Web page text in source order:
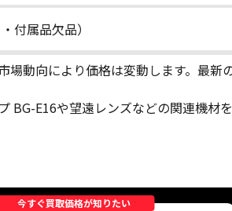
付属品欠品）
動向により価格は変動します。最新
BG-E16や望遠レンズなどの関連機材
今すぐ買取価格が知りたい